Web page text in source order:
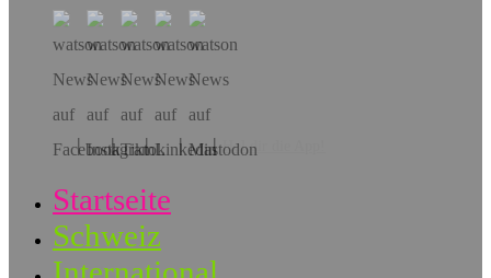
Hol dir die App!
Startseite
Schweiz